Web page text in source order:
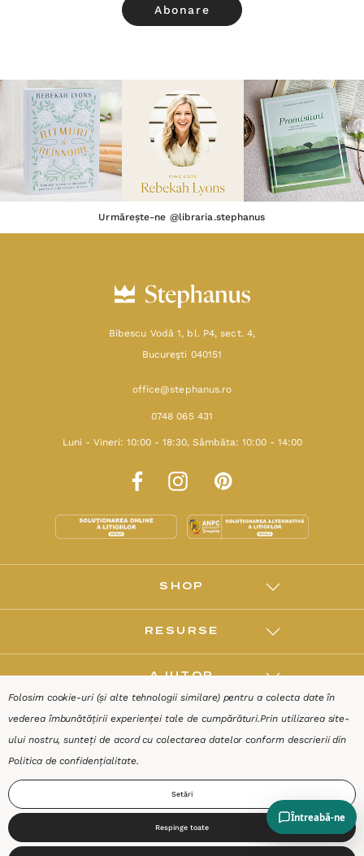
Urmărește-ne @libraria.stephanus
Bibescu Vodă 1, bl. P4, sect. 4,
Bucureşti 040151
office@stephanus.ro
0748 065 431
Luni - Vineri: 10:00 - 18:30, Sâmbăta: 10:00 - 14:00
SHOP
RESURSE
AJUTOR
DESPRE
Folosim cookie-uri (și alte tehnologii similare) pentru a colecta date în
vederea îmbunătățirii experienței tale de cumpărături.Prin utilizarea site-
ului nostru, sunteți de acord cu colectarea datelor conform descrierii din
Politica de confidențialitate.
Setări
Respinge toate